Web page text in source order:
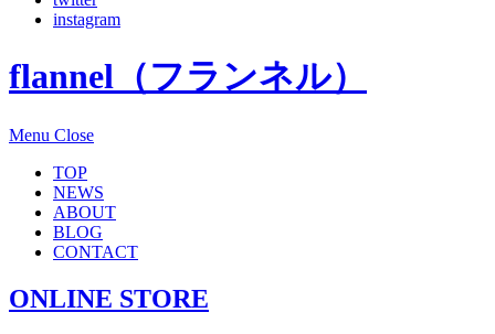
instagram
flannel（フランネル）
Menu Close
TOP
NEWS
ABOUT
BLOG
CONTACT
ONLINE STORE